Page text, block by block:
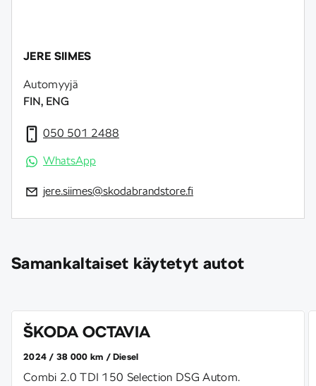
JERE SIIMES
Automyyjä
FIN, ENG
050 501 2488
WhatsApp
jere.siimes@skodabrandstore.fi
Samankaltaiset käytetyt autot
ŠKODA OCTAVIA
2024 38 000 km Diesel
Combi 2.0 TDI 150 Selection DSG Autom.